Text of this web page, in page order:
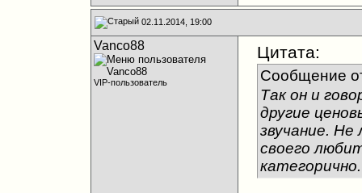
02.11.2014, 19:00
Vanco88
VIP-пользователь
Цитата:
Сообщение
Так он и
другие
звучание. Не
своего
категорично.